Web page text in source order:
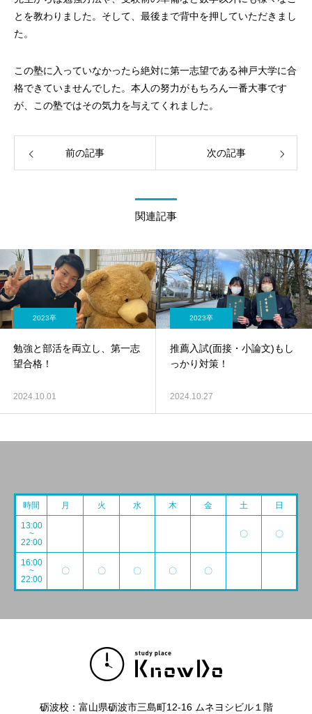
とを教わりました。そして、最後まで背中を押していただきまし
た。
この塾に入っていなかったら絶対に第一志望である神戸大学に合
格できていませんでした。本人の努力がもちろん一番大事です
が、この塾ではその気力を与えてくれました。
前の記事 次の記事
関連記事
2023卒
勉強と部活を両立し、第一志
望合格！
2024.10.01
2023卒
推薦入試(面接・小論文)もし
っかり対策！
2024.10.27
時間 月 火 水 木 金 土 日
13:00
~
22:00
〇 〇
16:00
~
22:00
〇 〇 〇 〇 〇
砺波校：富山県砺波市三島町12-16 ムネヨシビル１階